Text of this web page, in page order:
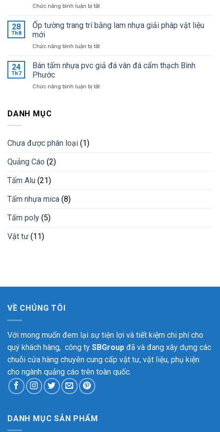
giá
tại
tư
cáo
giá
nhất
Chức năng bình luận bị tắtở
điểm
cần
ý
lắp
chống
28
Th8
Ốp tường trang trí bằng lam nhựa giải pháp vật liệu
mới
Chức năng bình luận bị tắtở
tường
trang
bằng
24
Th7
Bán tấm nhựa pvc giả đá vân đá cẩm thạch Bình
Phước
Chức năng bình luận bị tắtở
DANH MỤC
Chưa được phân loại (1)
Quảng Cáo (2)
Tấm Alu (21)
Tấm nhựa mica (8)
Tấm poly (5)
Vật tư (11)
VỀ CHÚNG TÔI
Với mong muốn đem lại sự tiện lợi và tiết kiệm chi phí cho
quý khách hàng, công ty SBGroup đã và đang xây dựng các
chuỗi cửa hàng chuyên cung cấp vật tư, vật liệu, phụ kiện
cho ngành quảng cáo trên toàn quốc.
DANH MỤC SẢN PHẨM